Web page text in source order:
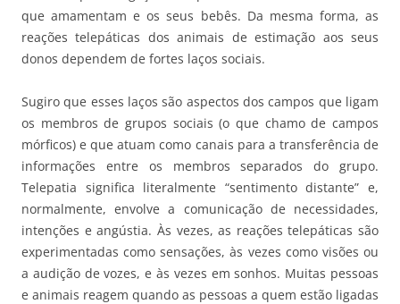
que amamentam e os seus bebês. Da mesma forma, as
reações telepáticas dos animais de estimação aos seus
donos dependem de fortes laços sociais.
Sugiro que esses laços são aspectos dos campos que ligam
os membros de grupos sociais (o que chamo de campos
mórficos) e que atuam como canais para a transferência de
informações entre os membros separados do grupo.
Telepatia significa literalmente “sentimento distante” e,
normalmente, envolve a comunicação de necessidades,
intenções e angústia. Às vezes, as reações telepáticas são
experimentadas como sensações, às vezes como visões ou
a audição de vozes, e às vezes em sonhos. Muitas pessoas
e animais reagem quando as pessoas a quem estão ligadas